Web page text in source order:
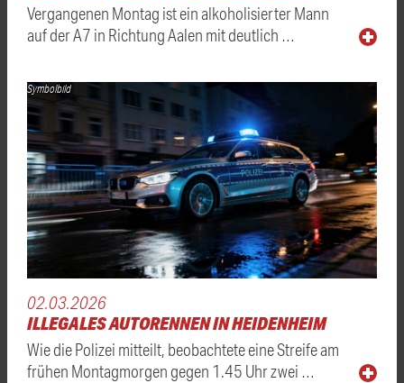
Vergangenen Montag ist ein alkoholisierter Mann
auf der A7 in Richtung Aalen mit deutlich …
Symbolbild
02.03.2026
ILLEGALES AUTORENNEN IN HEIDENHEIM
Wie die Polizei mitteilt, beobachtete eine Streife am
frühen Montagmorgen gegen 1.45 Uhr zwei …